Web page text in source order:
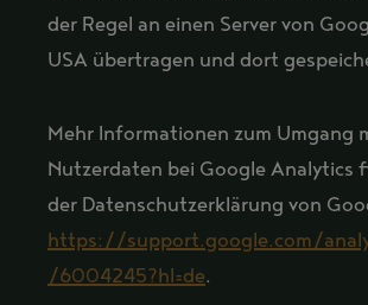
der Regel an einen Server von
USA übertragen und dort
Mehr Informationen zum Umgang
Nutzerdaten bei Google Analytics
der Datenschutzerklärung von
https://support.google.com/
/6004245?hl=de.